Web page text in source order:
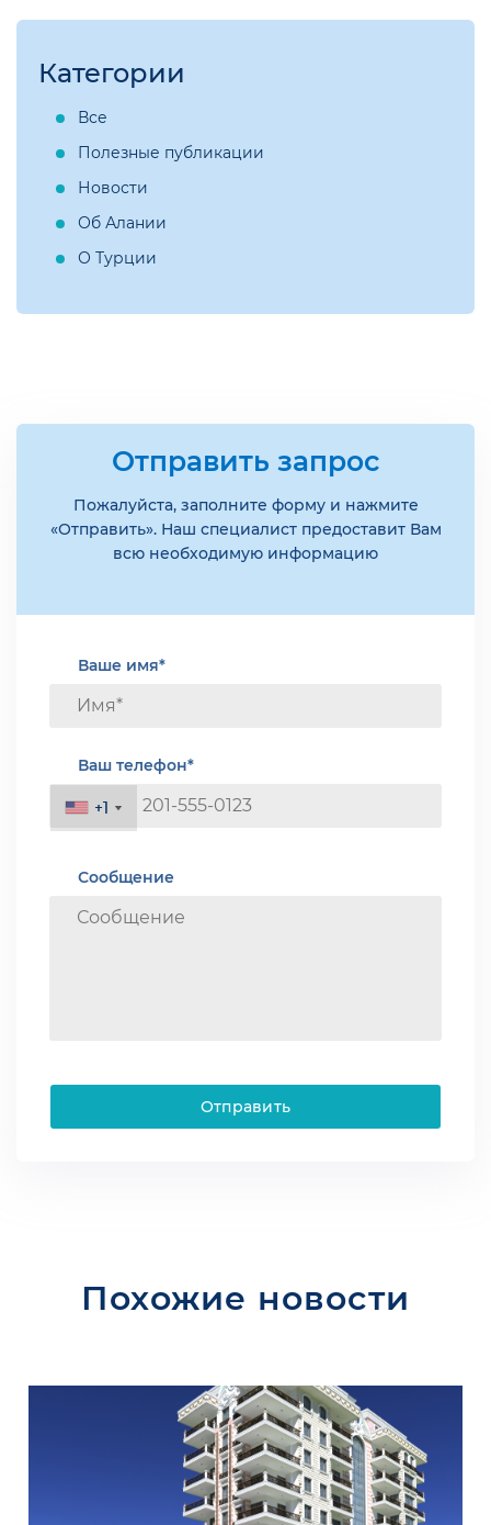
Категории
Все
Полезные публикации
Новости
Об Алании
О Турции
Отправить запрос
Пожалуйста, заполните форму и нажмите
«Отправить». Наш специалист предоставит Вам
всю необходимую информацию
Ваше имя*
Ваш телефон*
+1
+1
Сообщение
Отправить
Похожие новости